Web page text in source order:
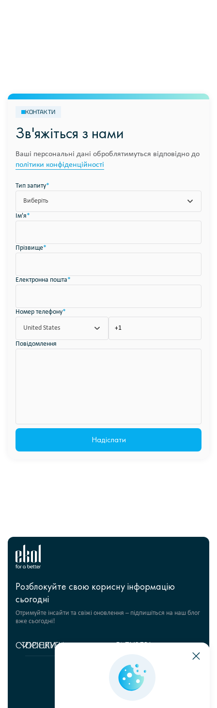
КОНТАКТИ
Зв'яжіться з нами
Ваші персональні дані оброблятимуться відповідно до
політики конфіденційності
Тип запиту*
Виберіть
Ім'я*
Прізвище*
Електронна пошта*
Номер телефону*
United States
Повідомлення
Розблокуйте свою корисну інформацію
сьогодні
Отримуйте інсайти та свіжі оновлення – підпишіться на наш блог
вже сьогодні!
СТОРІНКИ
Головна
ПОСЛУГИ
Управління
ГАЛУЗЕВІ
Fashion Retail
Гуманітарні проєкти
Продукти харчування
+380 44 206 2681